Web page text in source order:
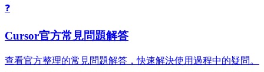
❓
Cursor官方常見問題解答
查看官方整理的常見問題解答，快速解決使用過程中的疑問。